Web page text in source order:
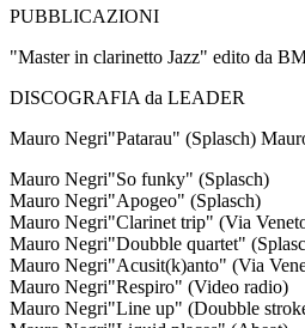
PUBBLICAZIONI
"Master in clarinetto Jazz" edito da
DISCOGRAFIA da LEADER
Mauro Negri"Patarau" (Splasch)
Mauro Negri"So funky" (Splasch)
Mauro Negri"Apogeo" (Splasch)
Mauro Negri"Clarinet trip" (Via
Mauro Negri"Doubble quartet"
Mauro Negri"Acusit(k)anto" (Via
Mauro Negri"Respiro" (Video radio)
Mauro Negri"Line up" (Doubble